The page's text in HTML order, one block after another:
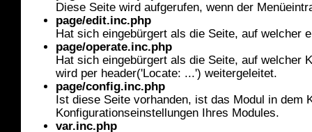
Diese Seite wird aufgerufen, wenn der
page/edit.inc.php
Hat sich eingebürgert als die Seite, auf welcher
page/operate.inc.php
Hat sich eingebürgert als die Seite, auf welcher
wird per header('Locate: ...') weitergeleitet.
page/config.inc.php
Ist diese Seite vorhanden, ist das Modul in dem
Konfigurationseinstellungen Ihres Modules.
var.inc.php